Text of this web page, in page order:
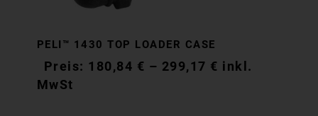
PELI™ 1430 TOP LOADER CASE
180,84 € – 299,17 € inkl.
MwSt